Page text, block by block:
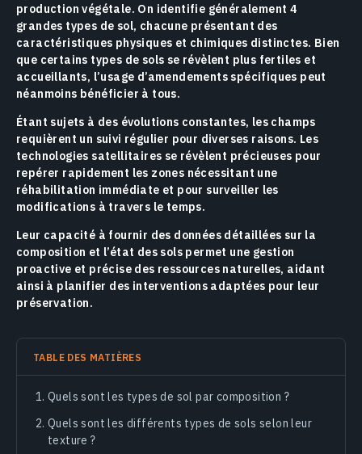
production végétale. On identifie généralement 4
grandes types de sol, chacune présentant des
caractéristiques physiques et chimiques distinctes. Bien
que certains types de sols se révèlent plus fertiles et
accueillants, l’usage d’amendements spécifiques peut
néanmoins bénéficier à tous.
Étant sujets à des évolutions constantes, les champs
requièrent un suivi régulier pour diverses raisons. Les
technologies satellitaires se révèlent précieuses pour
repérer rapidement les zones nécessitant une
réhabilitation immédiate et pour surveiller les
modifications à travers le temps.
Leur capacité à fournir des données détaillées sur la
composition et l’état des sols permet une gestion
proactive et précise des ressources naturelles, aidant
ainsi à planifier des interventions adaptées pour leur
préservation.
TABLE DES MATIÈRES
Quels sont les types de sol par composition ?
Quels sont les différents types de sols selon leur
texture ?